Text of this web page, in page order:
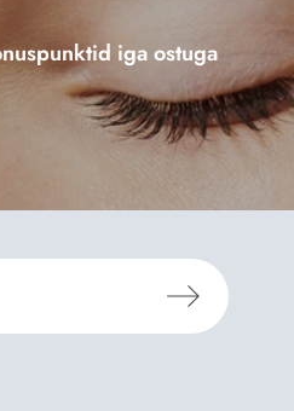
iga ostuga